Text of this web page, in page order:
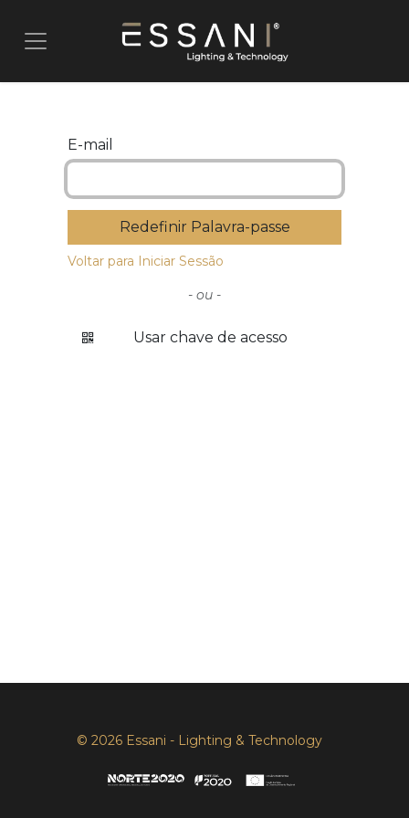
E-mail
Redefinir Palavra-passe
Voltar para Iniciar Sessão
- ou -
Usar chave de acesso
© 2026 Essani - Lighting & Technology